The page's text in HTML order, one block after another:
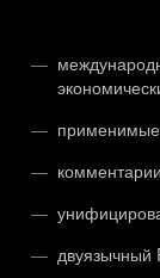
применимые
двуязычный